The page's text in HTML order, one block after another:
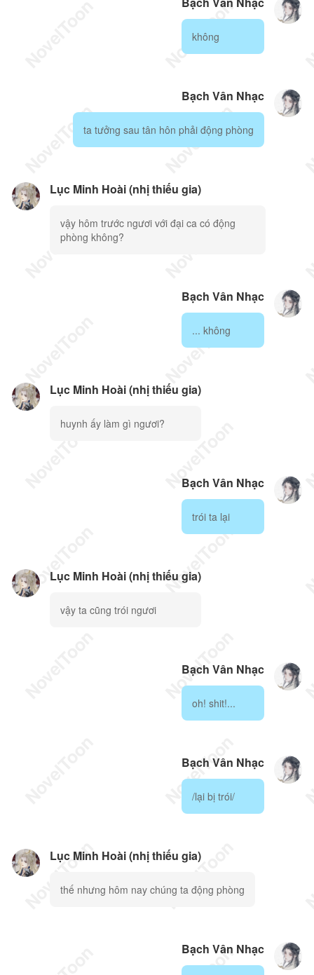
không
Bạch Vân Nhạc
ta tưởng sau tân hôn phải động phòng
Lục Minh Hoài (nhị thiếu gia)
vậy hôm trước ngươi với đại ca có động
phòng không?
Bạch Vân Nhạc
... không
Lục Minh Hoài (nhị thiếu gia)
huynh ấy làm gì ngươi?
Bạch Vân Nhạc
trói ta lại
Lục Minh Hoài (nhị thiếu gia)
vậy ta cũng trói ngươi
Bạch Vân Nhạc
oh! shit!...
Bạch Vân Nhạc
/lại bị trói/
Lục Minh Hoài (nhị thiếu gia)
thế nhưng hôm nay chúng ta động phòng
Bạch Vân Nhạc